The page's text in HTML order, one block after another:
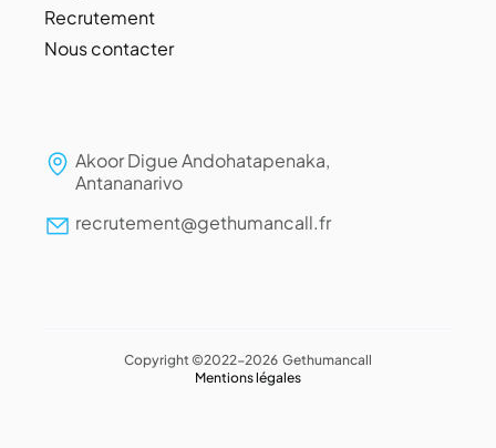
Recrutement
Nous contacter
Akoor Digue Andohatapenaka,
Antananarivo
recrutement@gethumancall.fr
Copyright ©2022-2026 Gethumancall
Mentions légales